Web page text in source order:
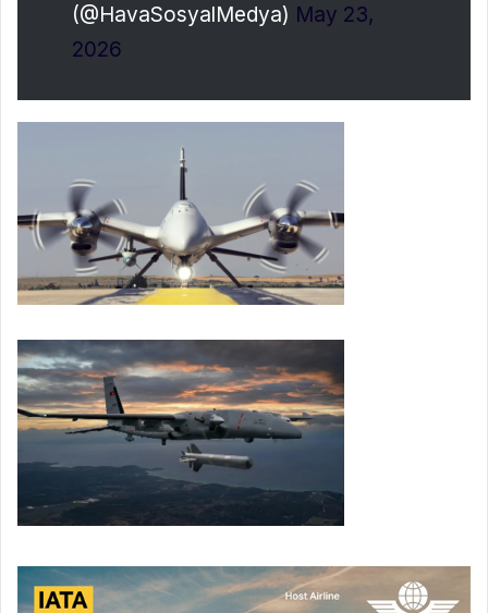
(@HavaSosyalMedya) May 23,
2026